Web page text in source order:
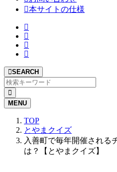
本サイトの仕様
SEARCH
MENU
TOP
とやまクイズ
入善町で毎年開催される
は？【とやまクイズ】